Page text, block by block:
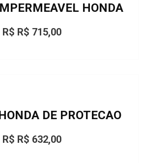
HONDA
R$ R$ 715,00
DE PROTECAO
R$ R$ 632,00